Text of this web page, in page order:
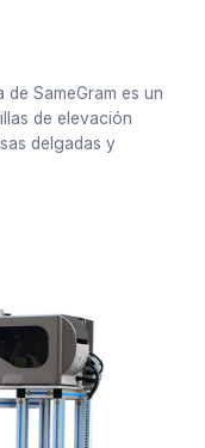
SameGram es un
de elevación
delgadas y